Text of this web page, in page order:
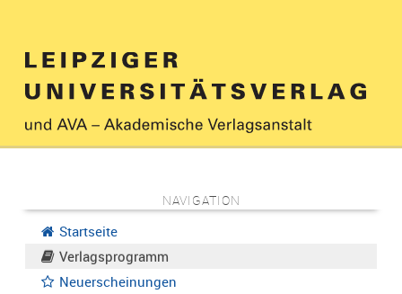
NAVIGATION
Startseite
Verlagsprogramm
Neuerscheinungen